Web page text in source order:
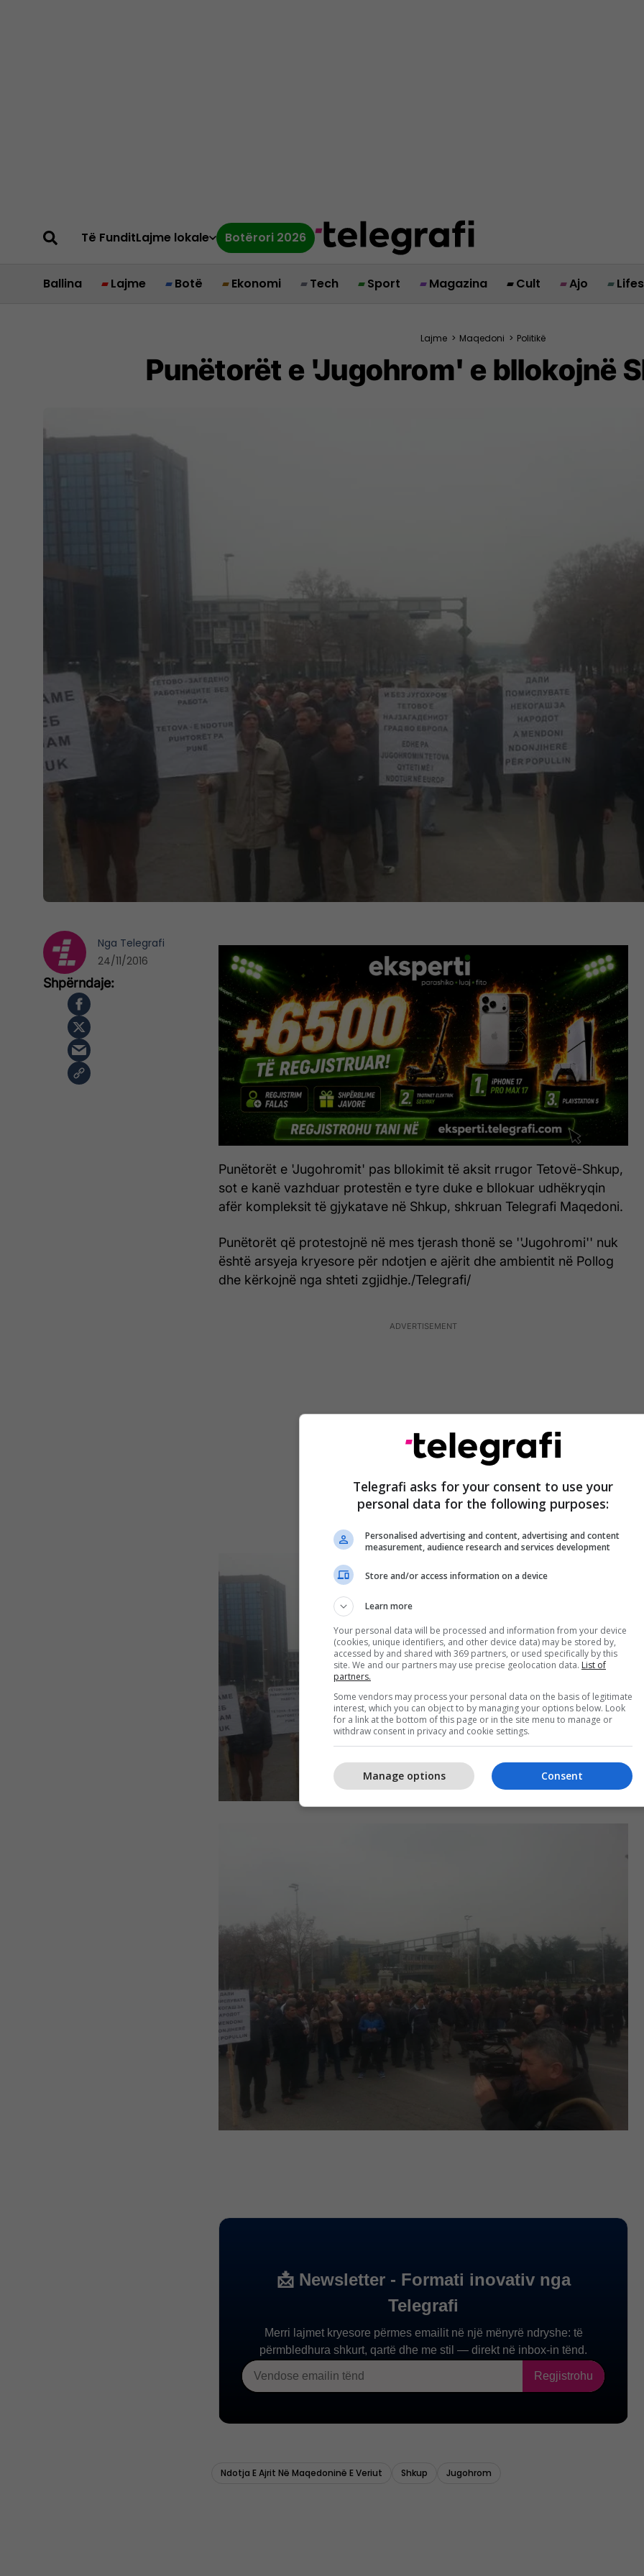
Të FunditLajme lokale Botërori 2026
Ballina Lajme Botë Ekonomi Tech Sport Magazina Cult Ajo
Lajme > Maqedoni > Politikë
Punëtorët e 'Jugohrom' e bllokojnë
Punëtorët e 'Jugohromit' pas bllokimit të aksit rrugor Tetovë-Shkup,
sot e kanë vazhduar protestën e tyre duke e bllokuar udhëkryqin
afër kompleksit të gjykatave në Shkup, shkruan Telegrafi Maqedoni.
Punëtorët që protestojnë në mes tjerash thonë se ''Jugohromi'' nuk
është arsyeja kryesore për ndotjen e ajërit dhe ambientit në Pollog
dhe kërkojnë nga shteti zgjidhje./Telegrafi/
Nga Telegrafi
24/11/2016
Telegrafi asks for your consent to use your
personal data for the following purposes:
Personalised advertising and content, advertising and content
measurement, audience research and services development
Store and/or access information on a device
Learn more
Your personal data will be processed and information from your device
(cookies, unique identifiers, and other device data) may be stored by,
accessed by and shared with 369 partners, or used specifically by this
site. We and our partners may use precise geolocation data. List of
partners.
Some vendors may process your personal data on the basis of legitimate
interest, which you can object to by managing your options below. Look
for a link at the bottom of this page or in the site menu to manage or
withdraw consent in privacy and cookie settings.
Consent
Manage options